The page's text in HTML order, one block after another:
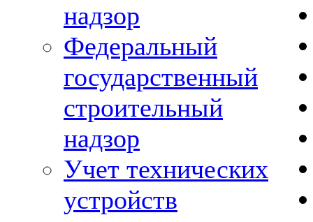
надзор
Федеральный
государственный
строительный
надзор
Учет технических
устройств